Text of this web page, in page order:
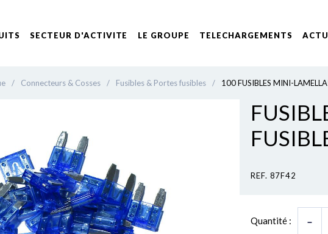
SECTEUR D'ACTIVITE LE GROUPE TELECHARGEMENTS
/ Connecteurs & Cosses / Fusibles & Portes fusibles / 100 FUSIBLES MINI-
REF. 87F42
Quantité :